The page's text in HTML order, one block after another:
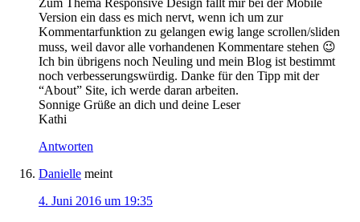
Zum Thema Responsive Design fällt mir bei der Mobile
Version ein dass es mich nervt, wenn ich um zur
Kommentarfunktion zu gelangen ewig lange scrollen/sliden
muss, weil davor alle vorhandenen Kommentare stehen 😉
Ich bin übrigens noch Neuling und mein Blog ist bestimmt
noch verbesserungswürdig. Danke für den Tipp mit der
“About” Site, ich werde daran arbeiten.
Sonnige Grüße an dich und deine Leser
Kathi
Antworten
Danielle meint
4. Juni 2016 um 19:35